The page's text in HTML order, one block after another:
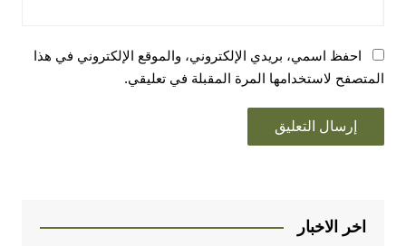
احفظ اسمي، بريدي الإلكتروني، والموقع الإلكتروني في هذا
المتصفح لاستخدامها المرة المقبلة في تعليقي.
اخر الاخبار